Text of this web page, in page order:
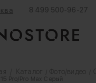
8 499 500-96-27
Каталог Фото/видео
Pro/Pro Max Серый